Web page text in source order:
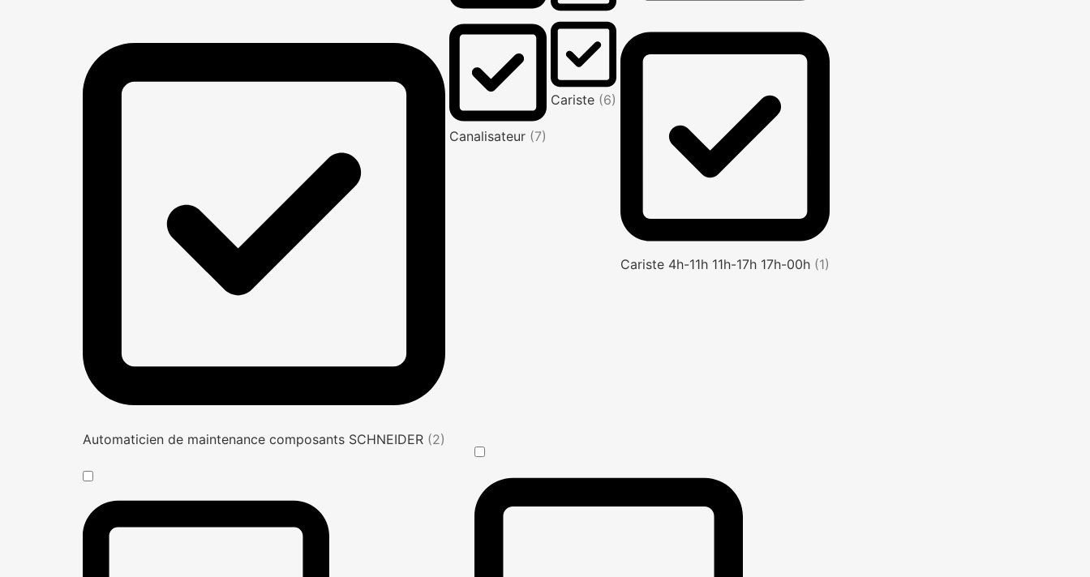
Automaticien de maintenance composants SCHNEIDER (2)
Canalisateur (7)
Cariste (6)
Cariste 4h-11h 11h-17h 17h-00h (1)